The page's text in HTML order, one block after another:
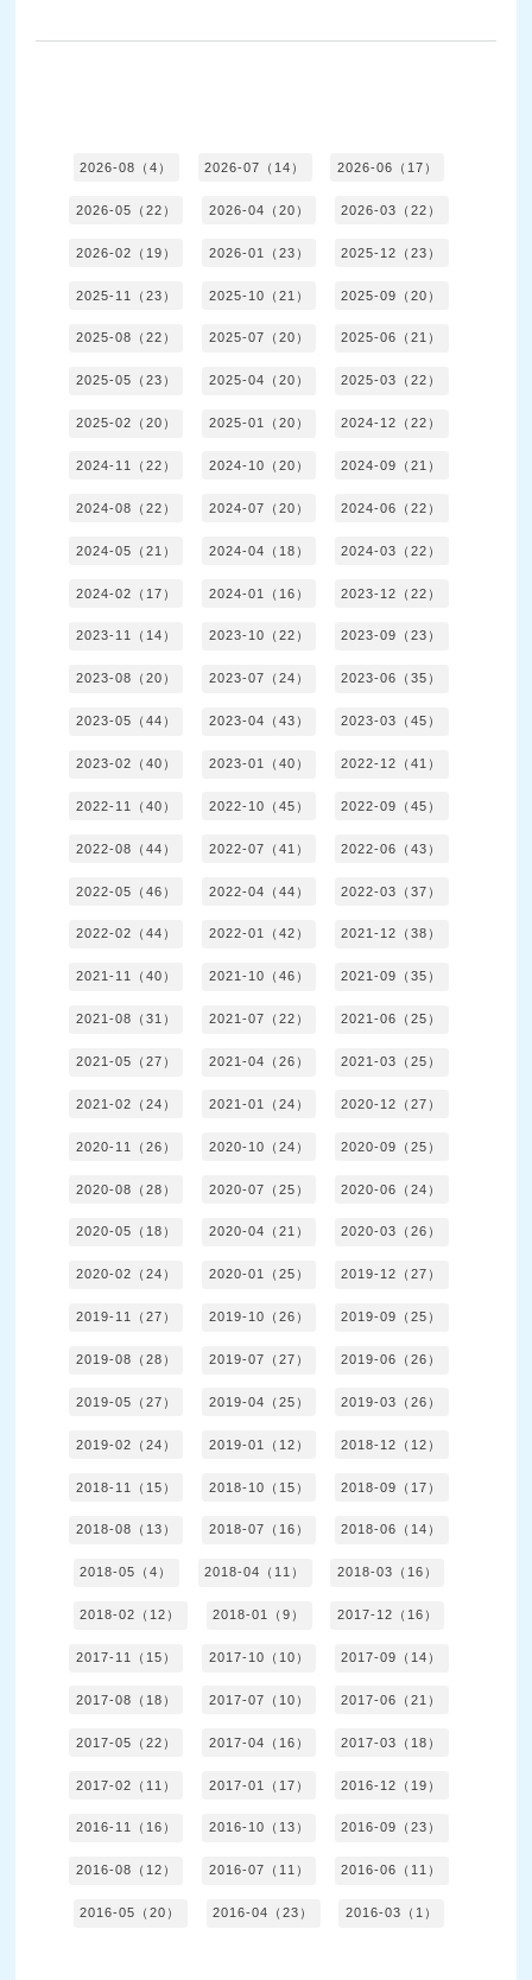
2026-08（4） 2026-07（14） 2026-06（17）
2026-05（22） 2026-04（20） 2026-03（22）
2026-02（19） 2026-01（23） 2025-12（23）
2025-11（23） 2025-10（21） 2025-09（20）
2025-08（22） 2025-07（20） 2025-06（21）
2025-05（23） 2025-04（20） 2025-03（22）
2025-02（20） 2025-01（20） 2024-12（22）
2024-11（22） 2024-10（20） 2024-09（21）
2024-08（22） 2024-07（20） 2024-06（22）
2024-05（21） 2024-04（18） 2024-03（22）
2024-02（17） 2024-01（16） 2023-12（22）
2023-11（14） 2023-10（22） 2023-09（23）
2023-08（20） 2023-07（24） 2023-06（35）
2023-05（44） 2023-04（43） 2023-03（45）
2023-02（40） 2023-01（40） 2022-12（41）
2022-11（40） 2022-10（45） 2022-09（45）
2022-08（44） 2022-07（41） 2022-06（43）
2022-05（46） 2022-04（44） 2022-03（37）
2022-02（44） 2022-01（42） 2021-12（38）
2021-11（40） 2021-10（46） 2021-09（35）
2021-08（31） 2021-07（22） 2021-06（25）
2021-05（27） 2021-04（26） 2021-03（25）
2021-02（24） 2021-01（24） 2020-12（27）
2020-11（26） 2020-10（24） 2020-09（25）
2020-08（28） 2020-07（25） 2020-06（24）
2020-05（18） 2020-04（21） 2020-03（26）
2020-02（24） 2020-01（25） 2019-12（27）
2019-11（27） 2019-10（26） 2019-09（25）
2019-08（28） 2019-07（27） 2019-06（26）
2019-05（27） 2019-04（25） 2019-03（26）
2019-02（24） 2019-01（12） 2018-12（12）
2018-11（15） 2018-10（15） 2018-09（17）
2018-08（13） 2018-07（16） 2018-06（14）
2018-05（4） 2018-04（11） 2018-03（16）
2018-02（12） 2018-01（9） 2017-12（16）
2017-11（15） 2017-10（10） 2017-09（14）
2017-08（18） 2017-07（10） 2017-06（21）
2017-05（22） 2017-04（16） 2017-03（18）
2017-02（11） 2017-01（17） 2016-12（19）
2016-11（16） 2016-10（13） 2016-09（23）
2016-08（12） 2016-07（11） 2016-06（11）
2016-05（20） 2016-04（23） 2016-03（1）